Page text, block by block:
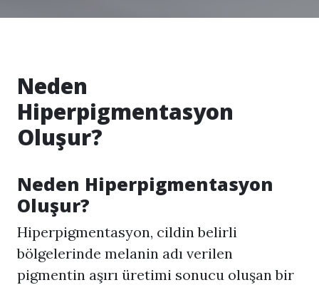
Neden
Hiperpigmentasyon
Oluşur?
Neden Hiperpigmentasyon
Oluşur?
Hiperpigmentasyon, cildin belirli
bölgelerinde melanin adı verilen
pigmentin aşırı üretimi sonucu oluşan bir